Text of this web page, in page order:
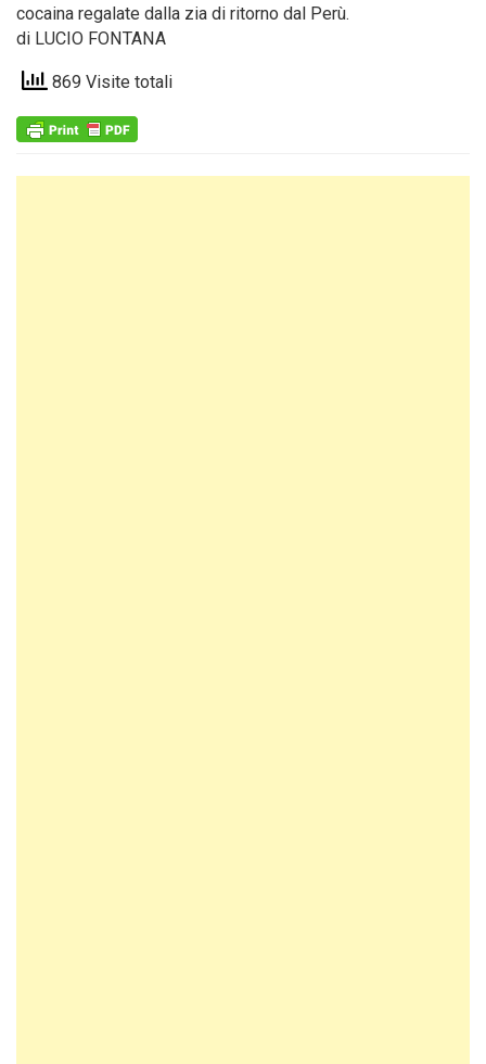
cocaina regalate dalla zia di ritorno dal Perù.
di LUCIO FONTANA
869 Visite totali